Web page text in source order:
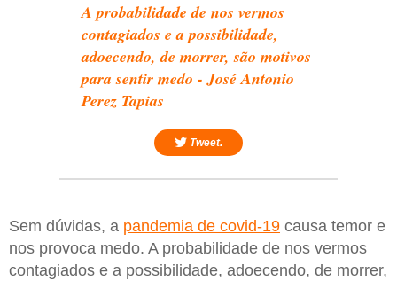
A probabilidade de nos vermos
contagiados e a possibilidade,
adoecendo, de morrer, são motivos
para sentir medo - José Antonio
Perez Tapias
Tweet.
Sem dúvidas, a pandemia de covid-19 causa temor e
nos provoca medo. A probabilidade de nos vermos
contagiados e a possibilidade, adoecendo, de morrer,